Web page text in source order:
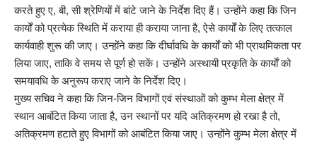
करते हुए ए, बी, सी श्रेणियों में बांटे जाने के निर्देश दिए हैं। उन्होंने कहा कि जिन
कार्यों को प्रत्येक स्थिति में कराया ही कराया जाना है, ऐसे कार्यों के लिए तत्काल
कार्यवाही शुरू की जाए। उन्होंने कहा कि दीर्घावधि के कार्यों को भी प्राथमिकता पर
लिया जाए, ताकि वे समय से पूर्ण हो सकें। उन्होंने अस्थायी प्रकृति के कार्याें को
समयावधि के अनुरूप कराए जाने के निर्देश दिए।
मुख्य सचिव ने कहा कि जिन-जिन विभागों एवं संस्थाओं को कुम्भ मेला क्षेत्र में
स्थान आबंटित किया जाता है, उन स्थानों पर यदि अतिक्रमण हो रखा है तो,
अतिक्रमण हटाते हुए विभागों को आबंटित किया जाए। उन्होंने कुम्भ मेला क्षेत्र में